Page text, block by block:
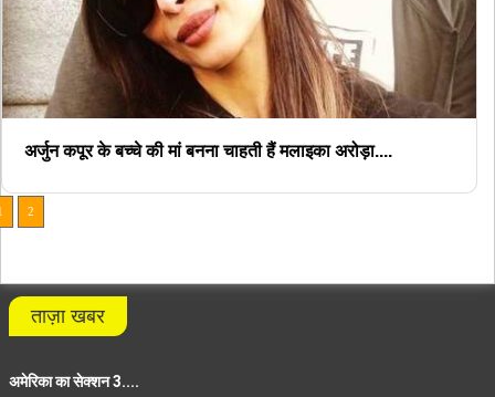
अर्जुन कपूर के बच्चे की मां बनना चाहती हैं मलाइका अरोड़ा....
2
ताज़ा खबर
अमेरिका का सेक्शन 3....